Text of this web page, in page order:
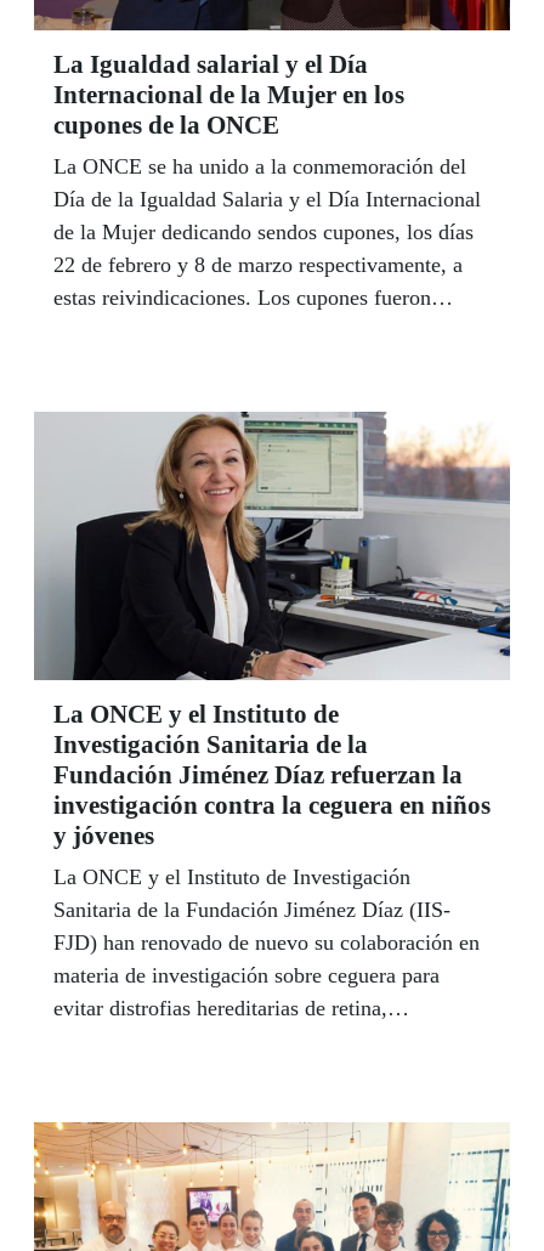
La Igualdad salarial y el Día
Internacional de la Mujer en los
cupones de la ONCE
La ONCE se ha unido a la conmemoración del
Día de la Igualdad Salaria y el Día Internacional
de la Mujer dedicando sendos cupones, los días
22 de febrero y 8 de marzo respectivamente, a
estas reivindicaciones. Los cupones fueron
ONCE, Patricia Sanz.
La ONCE y el Instituto de
Investigación Sanitaria de la
Fundación Jiménez Díaz refuerzan la
investigación contra la ceguera en niños
y jóvenes
La ONCE y el Instituto de Investigación
Sanitaria de la Fundación Jiménez Díaz (IIS-
FJD) han renovado de nuevo su colaboración en
materia de investigación sobre ceguera para
evitar distrofias hereditarias de retina,